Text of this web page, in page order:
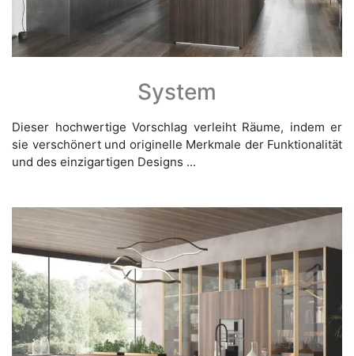
System
Dieser hochwertige Vorschlag verleiht Räume, indem er
sie verschönert und originelle Merkmale der Funktionalität
und des einzigartigen Designs ...